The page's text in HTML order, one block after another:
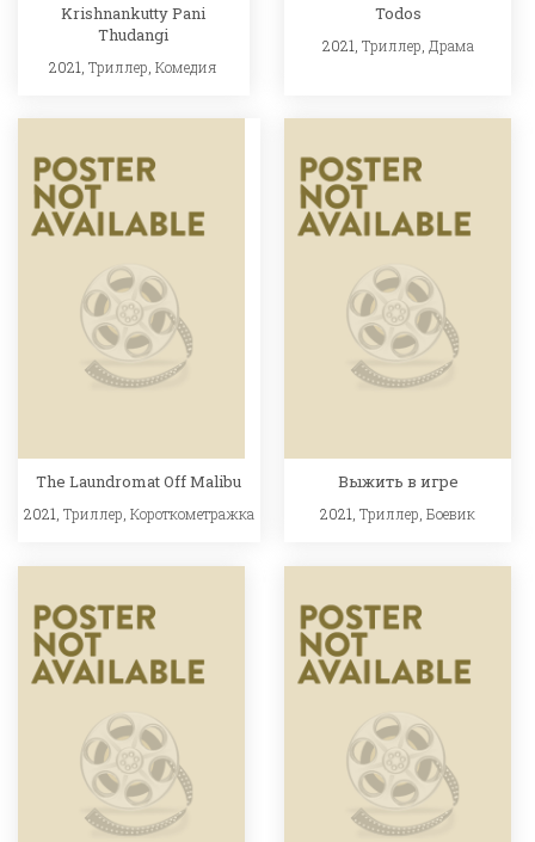
Krishnankutty Pani
Thudangi
2021,Триллер ,Комедия
Todos
2021, Триллер Драма
The Laundromat Off Malibu
2021, Триллер, Короткометражка
Выжить в игре
2021,Триллер,Боевик